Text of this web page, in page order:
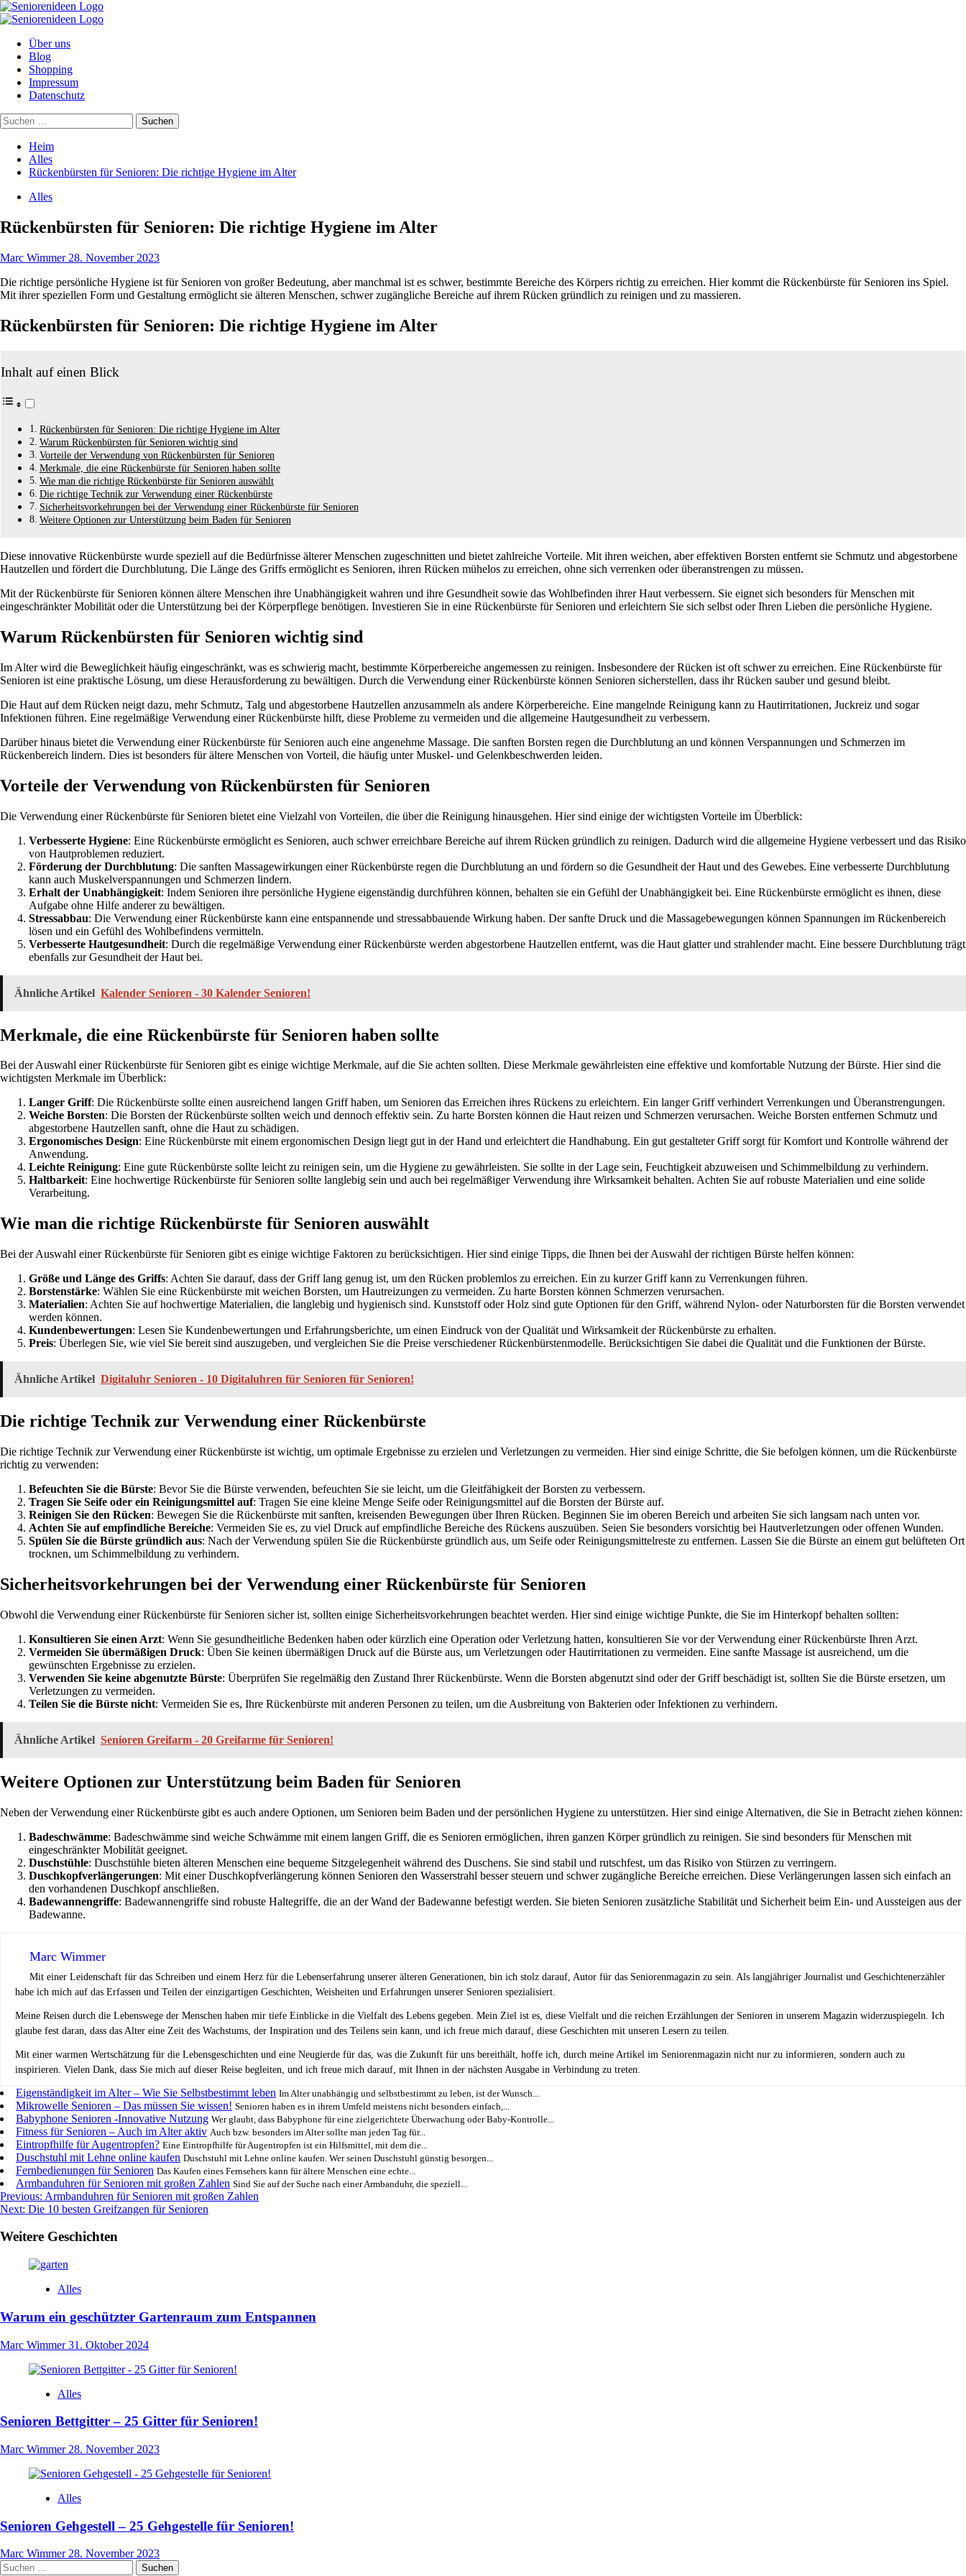
Zum
Inhalt
Primäres
Über uns
Blog
Shopping
Impressum
Datenschutz
Suchen
nach:
Heim
Alles
Rückenbürsten für Senioren: Die richtige Hygiene im Alter
Alles
Rückenbürsten für Senioren: Die richtige Hygiene im Alter
Marc Wimmer 28. November 2023
Die richtige persönliche Hygiene ist für Senioren von großer Bedeutung, aber manchmal ist es schwer, bestimmte Bereiche des Körpers richtig zu erreichen. Hier kommt die Rückenbürste für Senioren ins Spiel.
Mit ihrer speziellen Form und Gestaltung ermöglicht sie älteren Menschen, schwer zugängliche Bereiche auf ihrem Rücken gründlich zu reinigen und zu massieren.
Rückenbürsten für Senioren: Die richtige Hygiene im Alter
Inhalt auf einen Blick
Rückenbürsten für Senioren: Die richtige Hygiene im Alter
Warum Rückenbürsten für Senioren wichtig sind
Vorteile der Verwendung von Rückenbürsten für Senioren
Merkmale, die eine Rückenbürste für Senioren haben sollte
Wie man die richtige Rückenbürste für Senioren auswählt
Die richtige Technik zur Verwendung einer Rückenbürste
Sicherheitsvorkehrungen bei der Verwendung einer Rückenbürste für Senioren
Weitere Optionen zur Unterstützung beim Baden für Senioren
Diese innovative Rückenbürste wurde speziell auf die Bedürfnisse älterer Menschen zugeschnitten und bietet zahlreiche Vorteile. Mit ihren weichen, aber effektiven Borsten entfernt sie Schmutz und abgestorbene
Hautzellen und fördert die Durchblutung. Die Länge des Griffs ermöglicht es Senioren, ihren Rücken mühelos zu erreichen, ohne sich verrenken oder überanstrengen zu müssen.
Mit der Rückenbürste für Senioren können ältere Menschen ihre Unabhängigkeit wahren und ihre Gesundheit sowie das Wohlbefinden ihrer Haut verbessern. Sie eignet sich besonders für Menschen mit
eingeschränkter Mobilität oder die Unterstützung bei der Körperpflege benötigen. Investieren Sie in eine Rückenbürste für Senioren und erleichtern Sie sich selbst oder Ihren Lieben die persönliche Hygiene.
Warum Rückenbürsten für Senioren wichtig sind
Im Alter wird die Beweglichkeit häufig eingeschränkt, was es schwierig macht, bestimmte Körperbereiche angemessen zu reinigen. Insbesondere der Rücken ist oft schwer zu erreichen. Eine Rückenbürste für
Senioren ist eine praktische Lösung, um diese Herausforderung zu bewältigen. Durch die Verwendung einer Rückenbürste können Senioren sicherstellen, dass ihr Rücken sauber und gesund bleibt.
Die Haut auf dem Rücken neigt dazu, mehr Schmutz, Talg und abgestorbene Hautzellen anzusammeln als andere Körperbereiche. Eine mangelnde Reinigung kann zu Hautirritationen, Juckreiz und sogar
Infektionen führen. Eine regelmäßige Verwendung einer Rückenbürste hilft, diese Probleme zu vermeiden und die allgemeine Hautgesundheit zu verbessern.
Darüber hinaus bietet die Verwendung einer Rückenbürste für Senioren auch eine angenehme Massage. Die sanften Borsten regen die Durchblutung an und können Verspannungen und Schmerzen im
Rückenbereich lindern. Dies ist besonders für ältere Menschen von Vorteil, die häufig unter Muskel- und Gelenkbeschwerden leiden.
Vorteile der Verwendung von Rückenbürsten für Senioren
Die Verwendung einer Rückenbürste für Senioren bietet eine Vielzahl von Vorteilen, die über die Reinigung hinausgehen. Hier sind einige der wichtigsten Vorteile im Überblick:
Verbesserte Hygiene: Eine Rückenbürste ermöglicht es Senioren, auch schwer erreichbare Bereiche auf ihrem Rücken gründlich zu reinigen. Dadurch wird die allgemeine Hygiene verbessert und das Risiko
von Hautproblemen reduziert.
Förderung der Durchblutung: Die sanften Massagewirkungen einer Rückenbürste regen die Durchblutung an und fördern so die Gesundheit der Haut und des Gewebes. Eine verbesserte Durchblutung
kann auch Muskelverspannungen und Schmerzen lindern.
Erhalt der Unabhängigkeit: Indem Senioren ihre persönliche Hygiene eigenständig durchführen können, behalten sie ein Gefühl der Unabhängigkeit bei. Eine Rückenbürste ermöglicht es ihnen, diese
Aufgabe ohne Hilfe anderer zu bewältigen.
Stressabbau: Die Verwendung einer Rückenbürste kann eine entspannende und stressabbauende Wirkung haben. Der sanfte Druck und die Massagebewegungen können Spannungen im Rückenbereich
lösen und ein Gefühl des Wohlbefindens vermitteln.
Verbesserte Hautgesundheit: Durch die regelmäßige Verwendung einer Rückenbürste werden abgestorbene Hautzellen entfernt, was die Haut glatter und strahlender macht. Eine bessere Durchblutung trägt
ebenfalls zur Gesundheit der Haut bei.
Ähnliche Artikel Kalender Senioren - 30 Kalender Senioren!
Merkmale, die eine Rückenbürste für Senioren haben sollte
Bei der Auswahl einer Rückenbürste für Senioren gibt es einige wichtige Merkmale, auf die Sie achten sollten. Diese Merkmale gewährleisten eine effektive und komfortable Nutzung der Bürste. Hier sind die
wichtigsten Merkmale im Überblick:
Langer Griff: Die Rückenbürste sollte einen ausreichend langen Griff haben, um Senioren das Erreichen ihres Rückens zu erleichtern. Ein langer Griff verhindert Verrenkungen und Überanstrengungen.
Weiche Borsten: Die Borsten der Rückenbürste sollten weich und dennoch effektiv sein. Zu harte Borsten können die Haut reizen und Schmerzen verursachen. Weiche Borsten entfernen Schmutz und
abgestorbene Hautzellen sanft, ohne die Haut zu schädigen.
Ergonomisches Design: Eine Rückenbürste mit einem ergonomischen Design liegt gut in der Hand und erleichtert die Handhabung. Ein gut gestalteter Griff sorgt für Komfort und Kontrolle während der
Anwendung.
Leichte Reinigung: Eine gute Rückenbürste sollte leicht zu reinigen sein, um die Hygiene zu gewährleisten. Sie sollte in der Lage sein, Feuchtigkeit abzuweisen und Schimmelbildung zu verhindern.
Haltbarkeit: Eine hochwertige Rückenbürste für Senioren sollte langlebig sein und auch bei regelmäßiger Verwendung ihre Wirksamkeit behalten. Achten Sie auf robuste Materialien und eine solide
Verarbeitung.
Wie man die richtige Rückenbürste für Senioren auswählt
Bei der Auswahl einer Rückenbürste für Senioren gibt es einige wichtige Faktoren zu berücksichtigen. Hier sind einige Tipps, die Ihnen bei der Auswahl der richtigen Bürste helfen können:
Größe und Länge des Griffs: Achten Sie darauf, dass der Griff lang genug ist, um den Rücken problemlos zu erreichen. Ein zu kurzer Griff kann zu Verrenkungen führen.
Borstenstärke: Wählen Sie eine Rückenbürste mit weichen Borsten, um Hautreizungen zu vermeiden. Zu harte Borsten können Schmerzen verursachen.
Materialien: Achten Sie auf hochwertige Materialien, die langlebig und hygienisch sind. Kunststoff oder Holz sind gute Optionen für den Griff, während Nylon- oder Naturborsten für die Borsten verwendet
werden können.
Kundenbewertungen: Lesen Sie Kundenbewertungen und Erfahrungsberichte, um einen Eindruck von der Qualität und Wirksamkeit der Rückenbürste zu erhalten.
Preis: Überlegen Sie, wie viel Sie bereit sind auszugeben, und vergleichen Sie die Preise verschiedener Rückenbürstenmodelle. Berücksichtigen Sie dabei die Qualität und die Funktionen der Bürste.
Ähnliche Artikel Digitaluhr Senioren - 10 Digitaluhren für Senioren für Senioren!
Die richtige Technik zur Verwendung einer Rückenbürste
Die richtige Technik zur Verwendung einer Rückenbürste ist wichtig, um optimale Ergebnisse zu erzielen und Verletzungen zu vermeiden. Hier sind einige Schritte, die Sie befolgen können, um die Rückenbürste
richtig zu verwenden:
Befeuchten Sie die Bürste: Bevor Sie die Bürste verwenden, befeuchten Sie sie leicht, um die Gleitfähigkeit der Borsten zu verbessern.
Tragen Sie Seife oder ein Reinigungsmittel auf: Tragen Sie eine kleine Menge Seife oder Reinigungsmittel auf die Borsten der Bürste auf.
Reinigen Sie den Rücken: Bewegen Sie die Rückenbürste mit sanften, kreisenden Bewegungen über Ihren Rücken. Beginnen Sie im oberen Bereich und arbeiten Sie sich langsam nach unten vor.
Achten Sie auf empfindliche Bereiche: Vermeiden Sie es, zu viel Druck auf empfindliche Bereiche des Rückens auszuüben. Seien Sie besonders vorsichtig bei Hautverletzungen oder offenen Wunden.
Spülen Sie die Bürste gründlich aus: Nach der Verwendung spülen Sie die Rückenbürste gründlich aus, um Seife oder Reinigungsmittelreste zu entfernen. Lassen Sie die Bürste an einem gut belüfteten Ort
trocknen, um Schimmelbildung zu verhindern.
Sicherheitsvorkehrungen bei der Verwendung einer Rückenbürste für Senioren
Obwohl die Verwendung einer Rückenbürste für Senioren sicher ist, sollten einige Sicherheitsvorkehrungen beachtet werden. Hier sind einige wichtige Punkte, die Sie im Hinterkopf behalten sollten:
Konsultieren Sie einen Arzt: Wenn Sie gesundheitliche Bedenken haben oder kürzlich eine Operation oder Verletzung hatten, konsultieren Sie vor der Verwendung einer Rückenbürste Ihren Arzt.
Vermeiden Sie übermäßigen Druck: Üben Sie keinen übermäßigen Druck auf die Bürste aus, um Verletzungen oder Hautirritationen zu vermeiden. Eine sanfte Massage ist ausreichend, um die
gewünschten Ergebnisse zu erzielen.
Verwenden Sie keine abgenutzte Bürste: Überprüfen Sie regelmäßig den Zustand Ihrer Rückenbürste. Wenn die Borsten abgenutzt sind oder der Griff beschädigt ist, sollten Sie die Bürste ersetzen, um
Verletzungen zu vermeiden.
Teilen Sie die Bürste nicht: Vermeiden Sie es, Ihre Rückenbürste mit anderen Personen zu teilen, um die Ausbreitung von Bakterien oder Infektionen zu verhindern.
Ähnliche Artikel Senioren Greifarm - 20 Greifarme für Senioren!
Weitere Optionen zur Unterstützung beim Baden für Senioren
Neben der Verwendung einer Rückenbürste gibt es auch andere Optionen, um Senioren beim Baden und der persönlichen Hygiene zu unterstützen. Hier sind einige Alternativen, die Sie in Betracht ziehen können:
Badeschwämme: Badeschwämme sind weiche Schwämme mit einem langen Griff, die es Senioren ermöglichen, ihren ganzen Körper gründlich zu reinigen. Sie sind besonders für Menschen mit
eingeschränkter Mobilität geeignet.
Duschstühle: Duschstühle bieten älteren Menschen eine bequeme Sitzgelegenheit während des Duschens. Sie sind stabil und rutschfest, um das Risiko von Stürzen zu verringern.
Duschkopfverlängerungen: Mit einer Duschkopfverlängerung können Senioren den Wasserstrahl besser steuern und schwer zugängliche Bereiche erreichen. Diese Verlängerungen lassen sich einfach an
den vorhandenen Duschkopf anschließen.
Badewannengriffe: Badewannengriffe sind robuste Haltegriffe, die an der Wand der Badewanne befestigt werden. Sie bieten Senioren zusätzliche Stabilität und Sicherheit beim Ein- und Aussteigen aus der
Badewanne.
Marc Wimmer
Mit einer Leidenschaft für das Schreiben und einem Herz für die Lebenserfahrung unserer älteren Generationen, bin ich stolz darauf, Autor für das Seniorenmagazin zu sein. Als langjähriger Journalist und Geschichtenerzähler
habe ich mich auf das Erfassen und Teilen der einzigartigen Geschichten, Weisheiten und Erfahrungen unserer Senioren spezialisiert.
Meine Reisen durch die Lebenswege der Menschen haben mir tiefe Einblicke in die Vielfalt des Lebens gegeben. Mein Ziel ist es, diese Vielfalt und die reichen Erzählungen der Senioren in unserem Magazin widerzuspiegeln. Ich
glaube fest daran, dass das Alter eine Zeit des Wachstums, der Inspiration und des Teilens sein kann, und ich freue mich darauf, diese Geschichten mit unseren Lesern zu teilen.
Mit einer warmen Wertschätzung für die Lebensgeschichten und eine Neugierde für das, was die Zukunft für uns bereithält, hoffe ich, durch meine Artikel im Seniorenmagazin nicht nur zu informieren, sondern auch zu
inspirieren. Vielen Dank, dass Sie mich auf dieser Reise begleiten, und ich freue mich darauf, mit Ihnen in der nächsten Ausgabe in Verbindung zu treten.
Eigenständigkeit im Alter – Wie Sie Selbstbestimmt leben Im Alter unabhängig und selbstbestimmt zu leben, ist der Wunsch...
Mikrowelle Senioren – Das müssen Sie wissen! Senioren haben es in ihrem Umfeld meistens nicht besonders einfach,...
Babyphone Senioren -Innovative Nutzung Wer glaubt, dass Babyphone für eine zielgerichtete Überwachung oder Baby-Kontrolle...
Fitness für Senioren – Auch im Alter aktiv Auch bzw. besonders im Alter sollte man jeden Tag für...
Eintropfhilfe für Augentropfen? Eine Eintropfhilfe für Augentropfen ist ein Hilfsmittel, mit dem die...
Duschstuhl mit Lehne online kaufen Duschstuhl mit Lehne online kaufen. Wer seinen Duschstuhl günstig besorgen...
Fernbedienungen für Senioren Das Kaufen eines Fernsehers kann für ältere Menschen eine echte...
Armbanduhren für Senioren mit großen Zahlen Sind Sie auf der Suche nach einer Armbanduhr, die speziell...
Post
navigation
Previous: Armbanduhren für Senioren mit großen Zahlen
Next: Die 10 besten Greifzangen für Senioren
Weitere Geschichten
Alles
Warum ein geschützter Gartenraum zum Entspannen
Marc Wimmer31. Oktober 2024
Alles
Senioren Bettgitter – 25 Gitter für Senioren!
Marc Wimmer 28. November 2023
Alles
Senioren Gehgestell – 25 Gehgestelle für Senioren!
Marc Wimmer28. November 2023
Suchen